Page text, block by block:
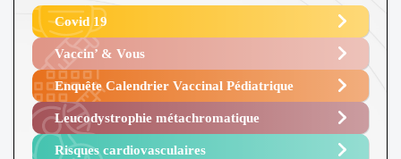
Covid 19
Vaccin’ & Vous
Enquête Calendrier Vaccinal Pédiatrique
Leucodystrophie métachromatique
Risques cardiovasculaires